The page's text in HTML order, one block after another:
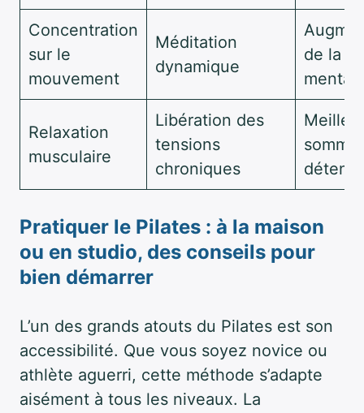
Concentration
sur le
mouvement
Méditation
dynamique
de la
Relaxation
musculaire
Libération des
tensions
chroniques
détente
Pratiquer le Pilates : à la maison
ou en studio, des conseils pour
bien démarrer
L’un des grands atouts du Pilates est son
accessibilité. Que vous soyez novice ou
athlète aguerri, cette méthode s’adapte
aisément à tous les niveaux. La